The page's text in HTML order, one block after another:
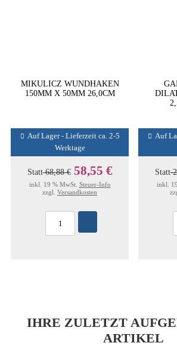
MIKULICZ WUNDHAKEN
150MM X 50MM 26,0CM
Auf Lager - Lieferzeit ca. 2-5
Werktage
Statt68,88 € 58,55 €
inkl. 19 % MwSt. Steuer-Info
zzgl. Versandkosten
Auf
Statt
inkl.
IHRE ZULETZT
ARTIKEL